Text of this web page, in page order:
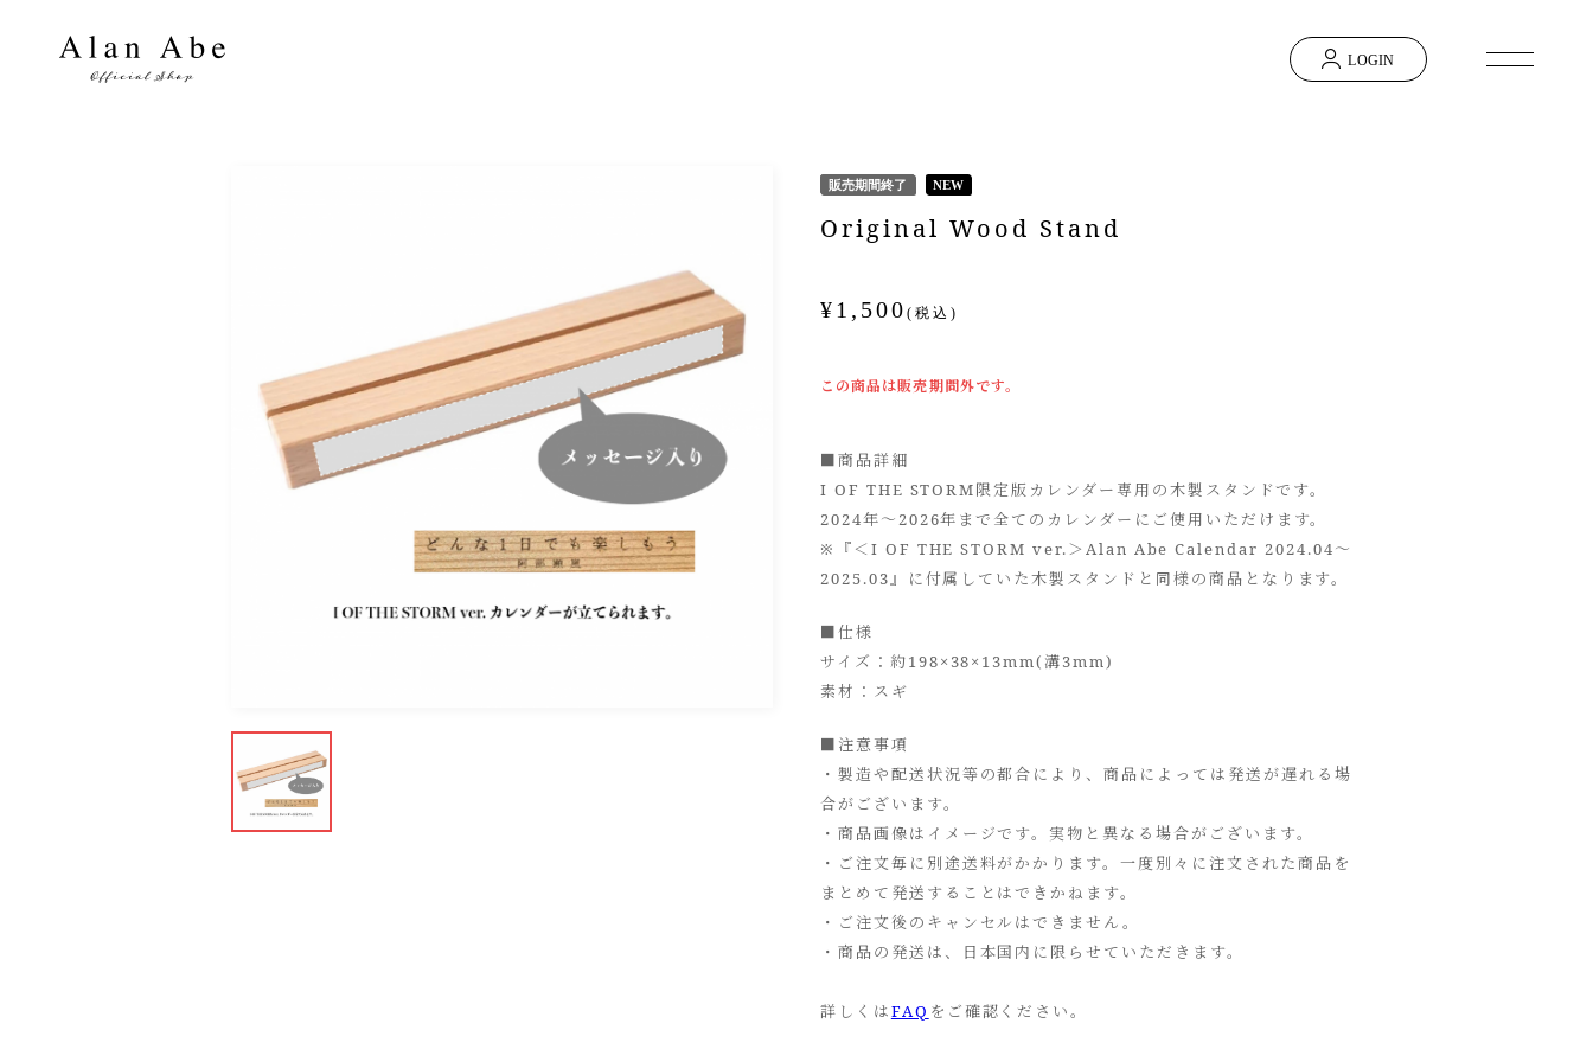
LOGIN
販売期間終了 NEW
Original Wood Stand
¥1,500 (税込)
この商品は販売期間外です。
■商品詳細
I OF THE STORM限定版カレンダー専用の木製スタンドです。
2024年～2026年まで全てのカレンダーにご使用いただけます。
※『＜I OF THE STORM ver.＞Alan Abe Calendar 2024.04～
2025.03』に付属していた木製スタンドと同様の商品となります。
■仕様
サイズ：約198×38×13mm(溝3mm)
素材：スギ
■注意事項
・製造や配送状況等の都合により、商品によっては発送が遅れる場
合がございます。
・商品画像はイメージです。実物と異なる場合がございます。
・ご注文毎に別途送料がかかります。一度別々に注文された商品を
まとめて発送することはできかねます。
・ご注文後のキャンセルはできません。
・商品の発送は、日本国内に限らせていただきます。
詳しくはFAQ をご確認ください。